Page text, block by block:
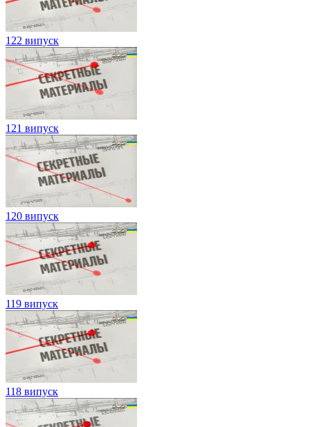
122 випуск
121 випуск
120 випуск
119 випуск
118 випуск